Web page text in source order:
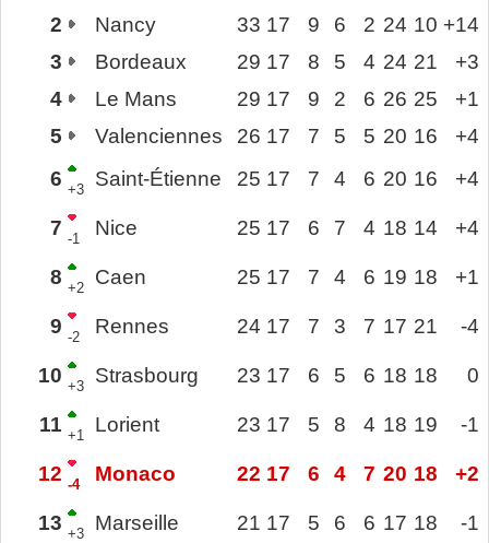
2
Nancy 33 17 9 6 2 24 10 +14
3
Bordeaux 29 17 8 5 4 24 21
+3
4
Le Mans 29 17 9 2 6 26 25
+1
5
Valenciennes 26 17 7 5 5 20 16
+4
6 +3 Saint-Étienne 25 17 7 4 6 20 16 +4
7 -1 Nice 25 17 6 7 4 18 14 +4
8 +2 Caen 25 17 7 4 6 19 18 +1
9 -2 Rennes 24 17 7 3 7 17 21 -4
10 +3 Strasbourg 23 17 6 5 6 18 18 0
11 +1 Lorient 23 17 5 8 4 18 19 -1
12 -4 Monaco 22 17 6 4 7 20 18 +2
13 +3 Marseille 21 17 5 6 6 17 18 -1